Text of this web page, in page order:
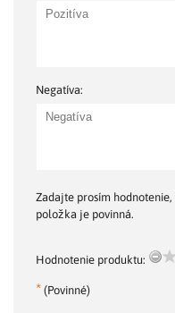
Negatíva:
Zadajte prosím
položka je povinná.
Hodnotenie produktu:
* (Povinné)